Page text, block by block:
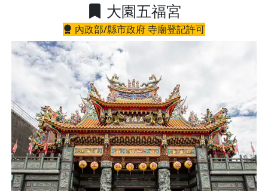
大園五福宮
內政部/縣市政府 寺廟登記許可